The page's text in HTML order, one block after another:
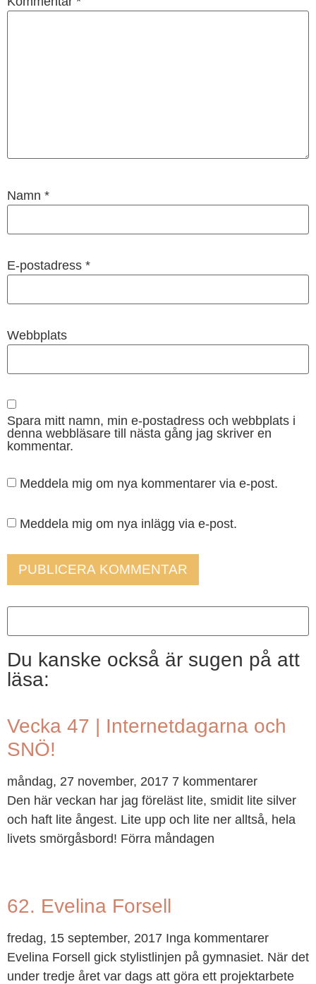
Namn *
E-postadress *
Webbplats
Spara mitt namn, min e-postadress och webbplats i
denna webbläsare till nästa gång jag skriver en
kommentar.
Meddela mig om nya kommentarer via e-post.
Meddela mig om nya inlägg via e-post.
Du kanske också är sugen på att
läsa:
Vecka 47 | Internetdagarna och
SNÖ!
måndag, 27 november, 2017 7 kommentarer
Den här veckan har jag föreläst lite, smidit lite silver
och haft lite ångest. Lite upp och lite ner alltså, hela
livets smörgåsbord! Förra måndagen
62. Evelina Forsell
fredag, 15 september, 2017 Inga kommentarer
Evelina Forsell gick stylistlinjen på gymnasiet. När det
under tredje året var dags att göra ett projektarbete